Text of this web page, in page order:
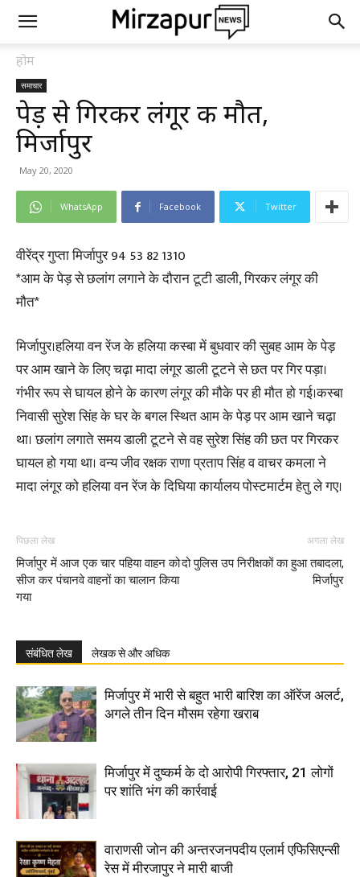
होम
समाचार
पेड़ से गिरकर लंगूर की मौत,
मिर्जापुर
May 20, 2020
WhatsApp Facebook Twitter
वीरेंद्र गुप्ता मिर्जापुर 94 53 82 1310
*आम के पेड़ से छलांग लगाने के दौरान टूटी डाली, गिरकर लंगूर की
मौत*
मिर्जापुर।हलिया वन रेंज के हलिया कस्बा में बुधवार की सुबह आम के पेड़
पर आम खाने के लिए चढ़ा मादा लंगूर डाली टूटने से छत पर गिर पड़ा।
गंभीर रूप से घायल होने के कारण लंगूर की मौके पर ही मौत हो गई।कस्बा
निवासी सुरेश सिंह के घर के बगल स्थित आम के पेड़ पर आम खाने चढ़ा
था। छलांग लगाते समय डाली टूटने से वह सुरेश सिंह की छत पर गिरकर
घायल हो गया था। वन्य जीव रक्षक राणा प्रताप सिंह व वाचर कमला ने
मादा लंगूर को हलिया वन रेंज के दिघिया कार्यालय पोस्टमार्टम हेतु ले गए।
पिछला लेख
मिर्जापुर में आज एक चार पहिया वाहन को
सीज कर पंचानवे वाहनों का चालान किया
गया
अगला लेख
दो पुलिस उप निरीक्षकों का हुआ तबादला,
मिर्जापुर
संबंधित लेख लेखक से और अधिक
मिर्जापुर में भारी से बहुत भारी बारिश का ऑरेंज अलर्ट,
अगले तीन दिन मौसम रहेगा खराब
मिर्जापुर में दुष्कर्म के दो आरोपी गिरफ्तार, 21 लोगों
पर शांति भंग की कार्रवाई
वाराणसी जोन की अन्तरजनपदीय एलार्म एफिसिएन्सी
रेस में मीरजापुर ने मारी बाजी